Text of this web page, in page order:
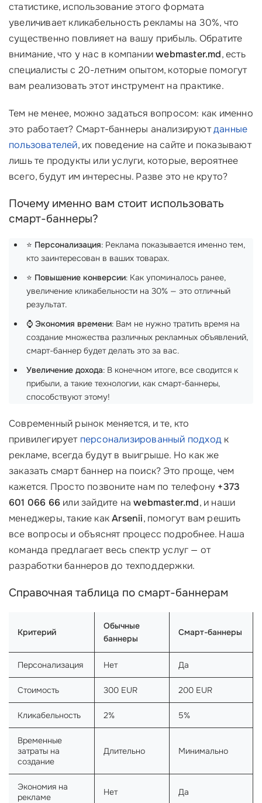
статистике, использование этого формата
увеличивает кликабельность рекламы на 30%, что
существенно повлияет на вашу прибыль. Обратите
внимание, что у нас в компанииwebmaster.md, есть
специалисты с 20-летним опытом, которые помогут
вам реализовать этот инструмент на практике.
Тем не менее, можно задаться вопросом: как именно
это работает? Смарт-баннеры анализируютданные
пользователей, их поведение на сайте и показывают
лишь те продукты или услуги, которые, вероятнее
всего, будут им интересны. Разве это не круто?
Почему именно вам стоит использовать
смарт-баннеры?
⭐ Персонализация: Реклама показывается именно тем,
кто заинтересован в ваших товарах.
⭐ Повышение конверсии: Как упоминалось ранее,
увеличение кликабельности на 30% — это отличный
результат.
⌚ Экономия времени: Вам не нужно тратить время на
создание множества различных рекламных объявлений,
смарт-баннер будет делать это за вас.
Увеличение дохода: В конечном итоге, все сводится к
прибыли, а такие технологии, как смарт-баннеры,
способствуют этому!
Современный рынок меняется, и те, кто
привилегирует персонализированный подход к
рекламе, всегда будут в выигрыше. Но как же
заказать смарт баннер на поиск? Это проще, чем
кажется. Просто позвоните нам по телефону +373
601 066 66 или зайдите наwebmaster.md, и наши
менеджеры, такие какArsenii, помогут вам решить
все вопросы и объяснят процесс подробнее. Наша
команда предлагает весь спектр услуг — от
разработки баннеров до техподдержки.
Справочная таблица по смарт-баннерам
Критерий
Обычные
баннеры
Смарт-баннеры
Персонализация Нет Да
Стоимость 300 EUR 200 EUR
Кликабельность 2% 5%
Временные
затраты на
создание
Длительно Минимально
Экономия на
рекламе
Нет Да